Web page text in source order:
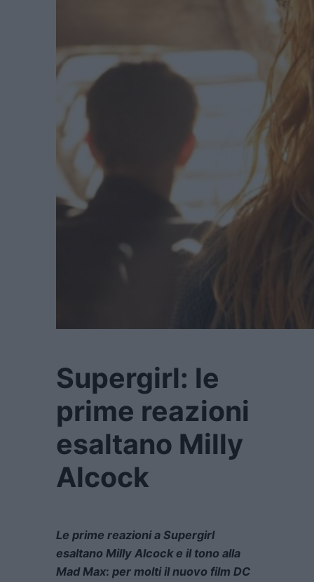
Supergirl: le
prime reazioni
esaltano Milly
Alcock
Le prime reazioni a Supergirl
esaltano Milly Alcock e il tono alla
Mad Max: per molti il nuovo film DC